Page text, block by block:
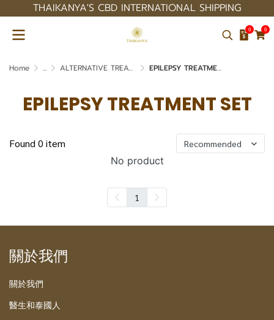
THAIKANYA'S CBD INTERNATIONAL SHIPPING
0 0
Home ... ALTERNATIVE TREATMENT SET EPILEPSY TREATMENT SET
EPILEPSY TREATMENT SET
Found 0 item Recommended
No product
1
關於我們
關於我們
醫生和泰國人